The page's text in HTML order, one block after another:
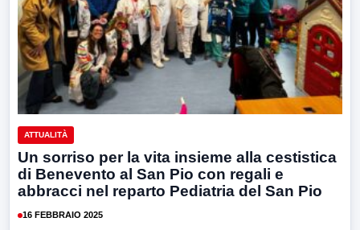
ATTUALITÀ
Un sorriso per la vita insieme alla cestistica
di Benevento al San Pio con regali e
abbracci nel reparto Pediatria del San Pio
16 FEBBRAIO 2025